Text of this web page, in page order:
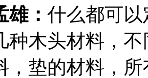
雄： 什么都可
种木头材料，
，垫的材料，